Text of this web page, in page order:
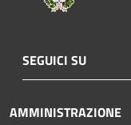
SEGUICI SU
AMMINISTRAZIONE